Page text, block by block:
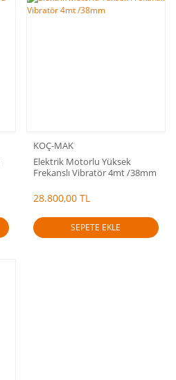
KOÇ-MAK
Elektrik Motorlu Yüksek
Frekanslı Vibratör 4mt /38mm
28.800,00 TL
SEPETE EKLE